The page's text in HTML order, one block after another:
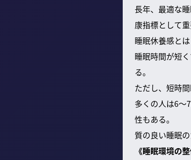
長年、最適な
康指標として
睡眠休養感と
睡眠時間が短
る。
ただし、短時
多くの人は6～
性もある。
質の良い睡眠
《睡眠環境の整